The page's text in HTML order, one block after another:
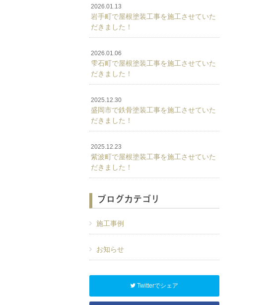
2026.01.13
岩手町で屋根塗装工事を施工させていた
だきました！
2026.01.06
雫石町で屋根塗装工事を施工させていた
だきました！
2025.12.30
盛岡市で鉄骨塗装工事を施工させていた
だきました！
2025.12.23
紫波町で屋根塗装工事を施工させていた
だきました！
ブログカテゴリ
施工事例
お知らせ
Twitterでシェア